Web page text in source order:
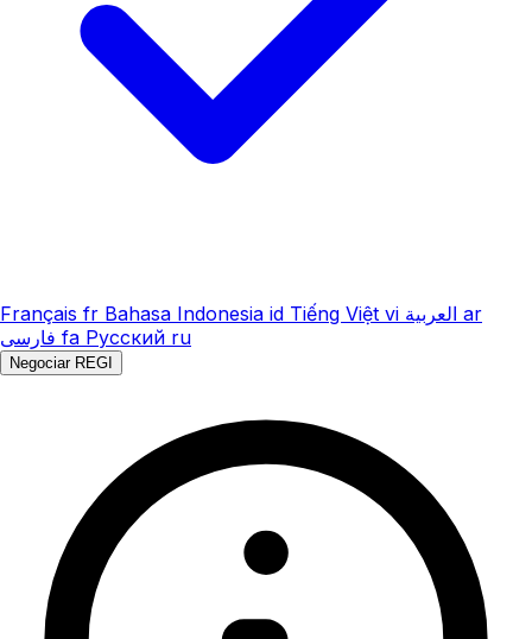
Français fr Bahasa Indonesia id Tiếng Việt vi العربية ar
فارسی fa Русский ru
Negociar REGI